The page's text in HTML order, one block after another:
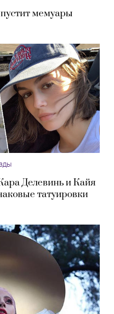
мемуары
Делевинь и Кайя
татуировки